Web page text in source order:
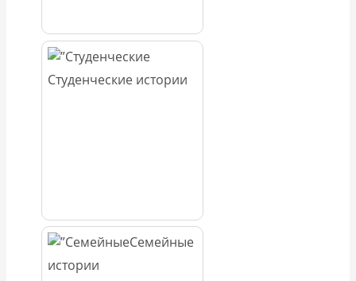
Студенческие истории
Семейные
истории